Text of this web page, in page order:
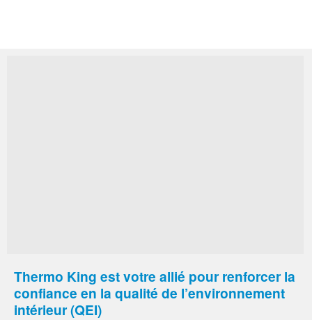
Thermo King est votre allié pour renforcer la
confiance en la qualité de l’environnement
intérieur (QEI)